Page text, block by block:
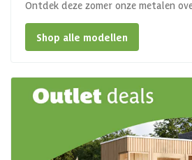
Ontdek deze zomer onze metalen
Shop alle modellen